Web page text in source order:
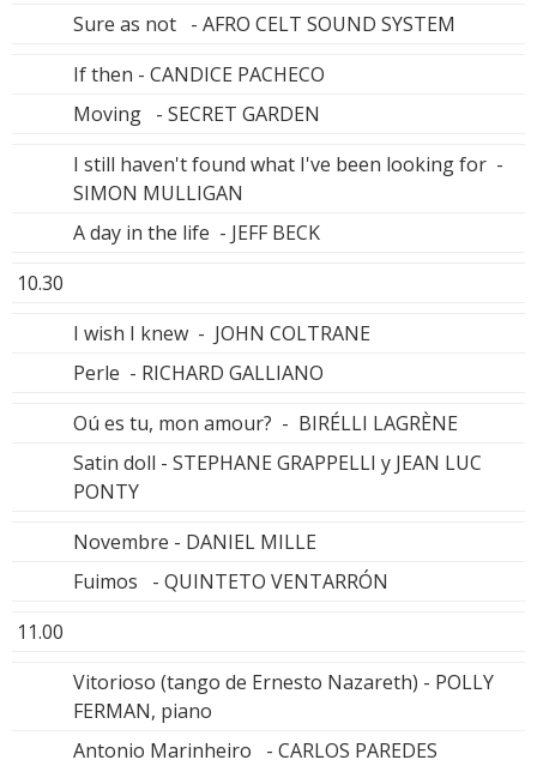
Sure as not - AFRO CELT SOUND SYSTEM
If then - CANDICE PACHECO
Moving - SECRET GARDEN
I still haven't found what I've been looking for -
SIMON MULLIGAN
A day in the life - JEFF BECK
10.30
I wish I knew - JOHN COLTRANE
Perle - RICHARD GALLIANO
Oú es tu, mon amour? - BIRÉLLI LAGRÈNE
Satin doll - STEPHANE GRAPPELLI y JEAN LUC
PONTY
Novembre - DANIEL MILLE
Fuimos - QUINTETO VENTARRÓN
11.00
Vitorioso (tango de Ernesto Nazareth) - POLLY
FERMAN, piano
Antonio Marinheiro - CARLOS PAREDES